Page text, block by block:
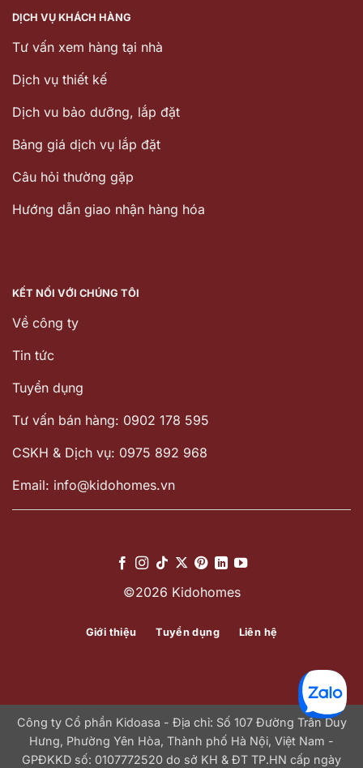
DỊCH VỤ KHÁCH HÀNG
Tư vấn xem hàng tại nhà
Dịch vụ thiết kế
Dịch vu bảo dưỡng, lắp đặt
Bảng giá dịch vụ lắp đặt
Câu hỏi thường gặp
Hướng dẫn giao nhận hàng hóa
KẾT NỐI VỚI CHÚNG TÔI
Về công ty
Tin tức
Tuyển dụng
Tư vấn bán hàng: 0902 178 595
CSKH & Dịch vụ: 0975 892 968
Email: info@kidohomes.vn
©2026 Kidohomes
Giới thiệu Tuyển dụng Liên hệ
Công ty Cổ phần Kidoasa - Địa chỉ: Số 107 Đường Trần Duy
Hưng, Phường Yên Hòa, Thành phố Hà Nội, Việt Nam -
GPĐKKD số: 0107772520 do sở KH & ĐT TP.HN cấp ngày